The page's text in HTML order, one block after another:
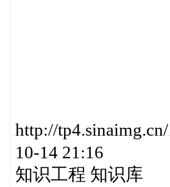
http://
10-14 21:16
知识工程 知识库